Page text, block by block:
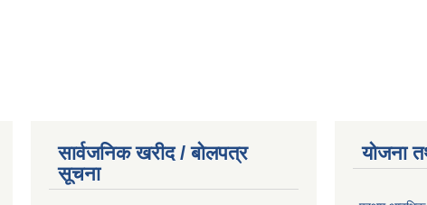
सार्वजनिक खरीद / बोलपत्र
सूचना
योजना